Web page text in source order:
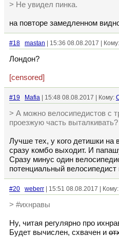
> Не увидел пинка.
на повторе замедленном
#18 mastan | 15:36 08.08.2017 |
Лондон?
[censored]
#19 Mafia | 15:48 08.08.2017 | Кому:
> А можно велосипедистов с
проезжую часть выталкивать?
Лучше тех, у кого детишки на
сразу комбо выходит. И
Сразу минус один
потенциальный
#20 weberr | 15:51 08.08.2017 |
> #ихнравы
Ну, читая регулярно про
Будет вычислен, схвачен и